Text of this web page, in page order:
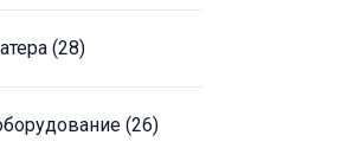
(28)
(26)